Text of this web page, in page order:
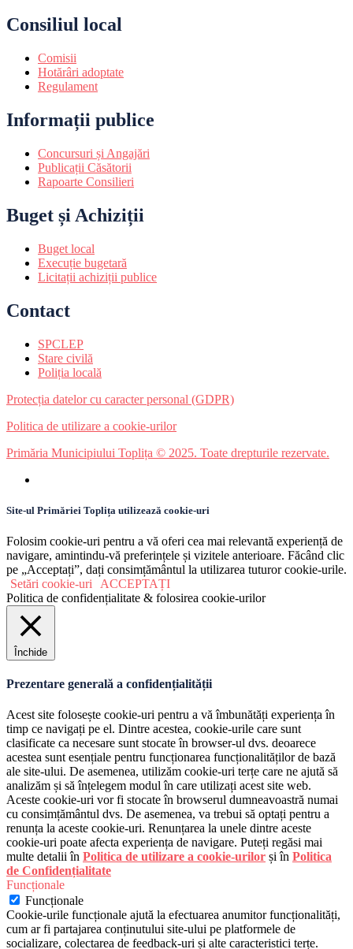
Consiliul local
Comisii
Hotărâri adoptate
Regulament
Informații publice
Concursuri și Angajări
Publicații Căsătorii
Rapoarte Consilieri
Buget și Achiziții
Buget local
Execuție bugetară
Licitații achiziții publice
Contact
SPCLEP
Stare civilă
Poliția locală
Protecția datelor cu caracter personal (GDPR)
Politica de utilizare a cookie-urilor
Primăria Municipiului Toplița © 2025. Toate drepturile rezervate.
Site-ul Primăriei Toplița utilizează cookie-uri
Folosim cookie-uri pentru a vă oferi cea mai relevantă experiență de
navigare, amintindu-vă preferințele și vizitele anterioare. Făcând clic
pe „Acceptați”, dați consimțământul la utilizarea tuturor cookie-urile.
Setări cookie-uri
ACCEPTAȚI
Politica de confidențialitate & folosirea cookie-urilor
Închide
Prezentare generală a confidențialității
Acest site folosește cookie-uri pentru a vă îmbunătăți experiența în
timp ce navigați pe el. Dintre acestea, cookie-urile care sunt
clasificate ca necesare sunt stocate în browser-ul dvs. deoarece
acestea sunt esențiale pentru funcționarea funcționalităților de bază
ale site-ului. De asemenea, utilizăm cookie-uri terțe care ne ajută să
analizăm și să înțelegem modul în care utilizați acest site web.
Aceste cookie-uri vor fi stocate în browserul dumneavoastră numai
cu consimțământul dvs. De asemenea, va trebui să optați pentru a
renunța la aceste cookie-uri. Renunțarea la unele dintre aceste
cookie-uri poate afecta experiența de navigare. Puteți regăsi mai
multe detalii în Politica de utilizare a cookie-urilor și în Politica
de Confidențialitate
Funcționale
Funcționale
Cookie-urile funcționale ajută la efectuarea anumitor funcționalități,
cum ar fi partajarea conținutului site-ului pe platformele de
socializare, colectarea de feedback-uri și alte caracteristici terțe.